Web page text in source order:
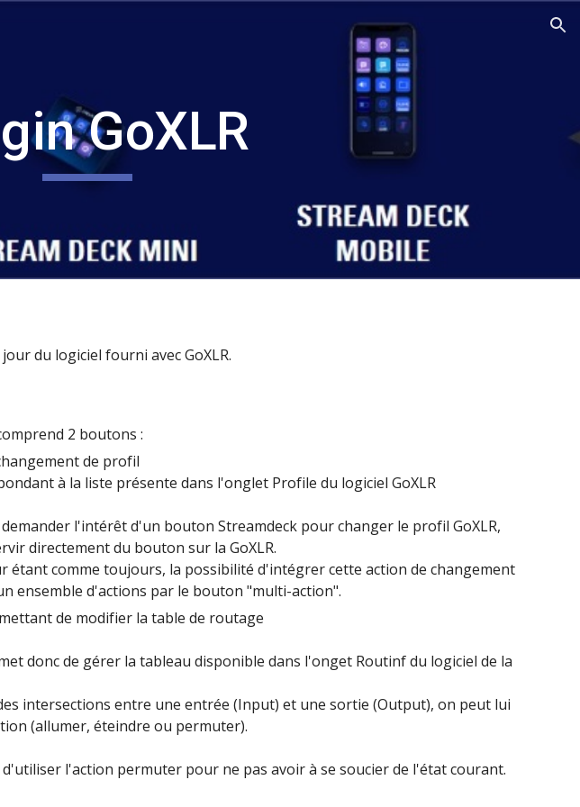
GoXLR
du logiciel fourni avec GoXLR.
2 boutons :
de profil
à la liste présente dans l'onglet Profile du logiciel GoXLR
l'intérêt d'un bouton Streamdeck pour changer le profil GoXLR,
directement du bouton sur la GoXLR.
étant comme toujours, la possibilité d'intégrer cette action de changement
ensemble d'actions par le bouton "multi-action".
de modifier la table de routage
donc de gérer la tableau disponible dans l'onget Routinf du logiciel de la
intersections entre une entrée (Input) et une sortie (Output), on peut lui
(allumer, éteindre ou permuter).
d'utiliser l'action permuter pour ne pas avoir à se soucier de l'état courant.